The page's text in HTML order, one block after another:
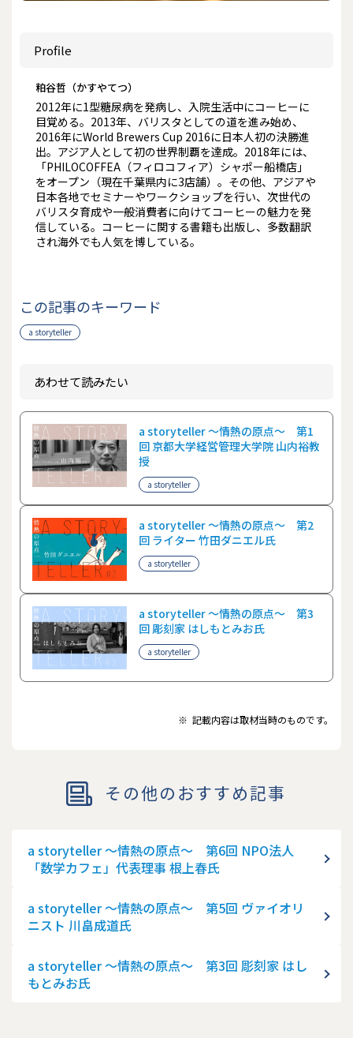
Profile
粕谷哲（かすやてつ）
2012年に1型糖尿病を発病し、入院生活中にコーヒーに
目覚める。2013年、バリスタとしての道を進み始め、
2016年にWorld Brewers Cup 2016に日本人初の決勝進
出。アジア人として初の世界制覇を達成。2018年には、
「PHILOCOFFEA（フィロコフィア）シャポー船橋店」
をオープン（現在千葉県内に3店舗）。その他、アジアや
日本各地でセミナーやワークショップを行い、次世代の
バリスタ育成や一般消費者に向けてコーヒーの魅力を発
信している。コーヒーに関する書籍も出版し、多数翻訳
され海外でも人気を博している。
この記事のキーワード
a storyteller
あわせて読みたい
a storyteller ～情熱の原点～ 第1
回 京都大学経営管理大学院 山内裕教
授
a storyteller
a storyteller ～情熱の原点～ 第2
回 ライター 竹田ダニエル氏
a storyteller
a storyteller ～情熱の原点～ 第3
回 彫刻家 はしもとみお氏
a storyteller
※ 記載内容は取材当時のものです。
その他のおすすめ記事
a storyteller ～情熱の原点～ 第6回 NPO法人
「数学カフェ」代表理事 根上春氏
a storyteller ～情熱の原点～ 第5回 ヴァイオリ
ニスト 川畠成道氏
a storyteller ～情熱の原点～ 第3回 彫刻家 はし
もとみお氏